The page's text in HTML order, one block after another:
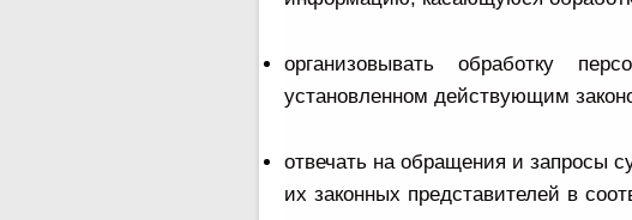
организовывать обработку
установленном действующим
отвечать на обращения и запросы
их законных представителей в